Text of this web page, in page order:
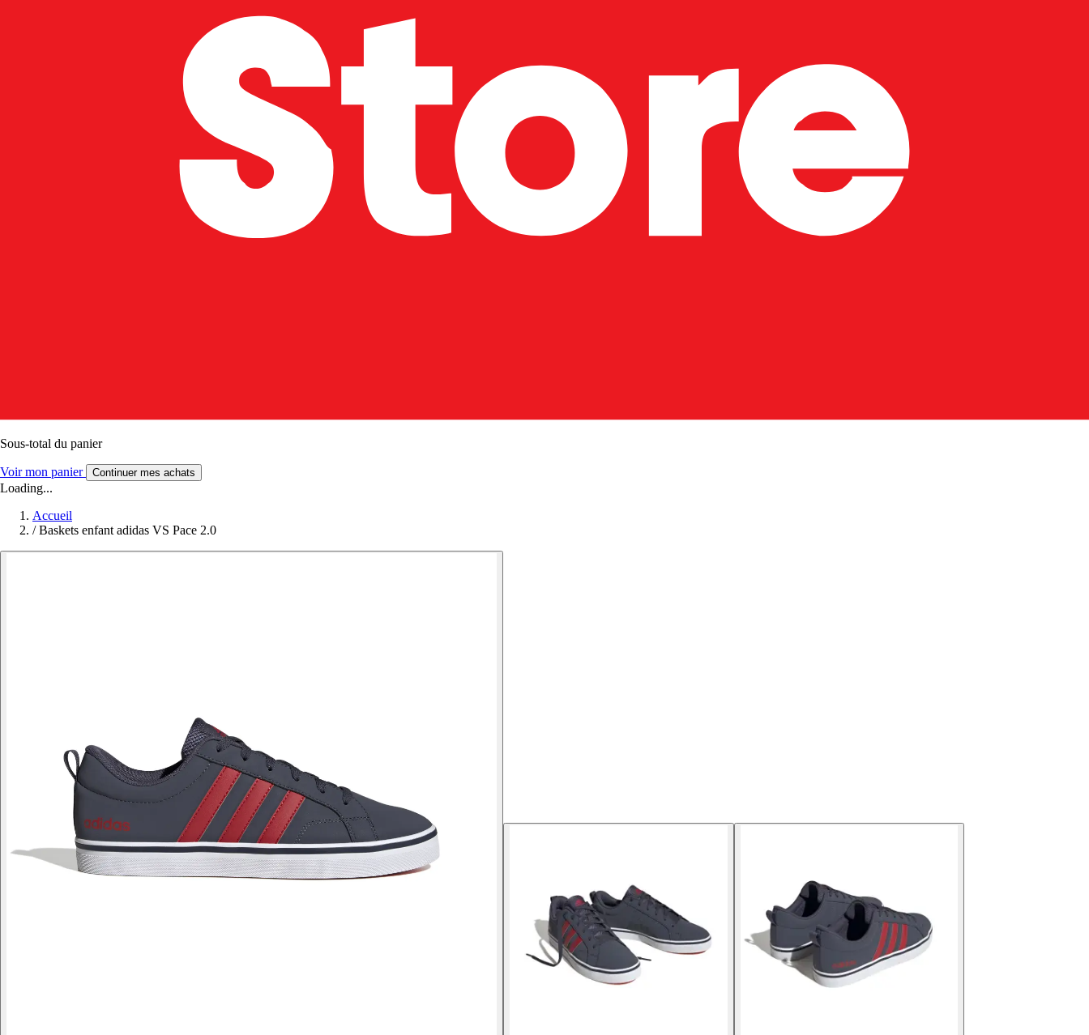
Sous-total du panier
Voir mon panier Continuer mes achats
Loading...
Accueil
/ Baskets enfant adidas VS Pace 2.0